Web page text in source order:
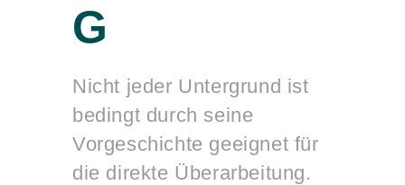
G
Nicht jeder Untergrund ist
bedingt durch seine
Vorgeschichte geeignet für
die direkte Überarbeitung.